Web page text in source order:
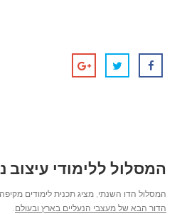
המסלול ללימודי עיצוב
המסלול הדו השנתי, מציג תכנית לימודים
הדור הבא של מעצבי הנעליים בארץ ובעולם